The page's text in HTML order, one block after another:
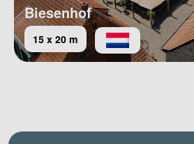
Biesenhof
15 x 20 m